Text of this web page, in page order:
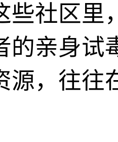
些社区里
的亲身试
源，往往